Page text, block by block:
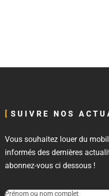
SUIVRE NOS
Vous souhaitez louer du
informés des dernières
abonnez-vous ci dessous !
Prénom ou nom complet